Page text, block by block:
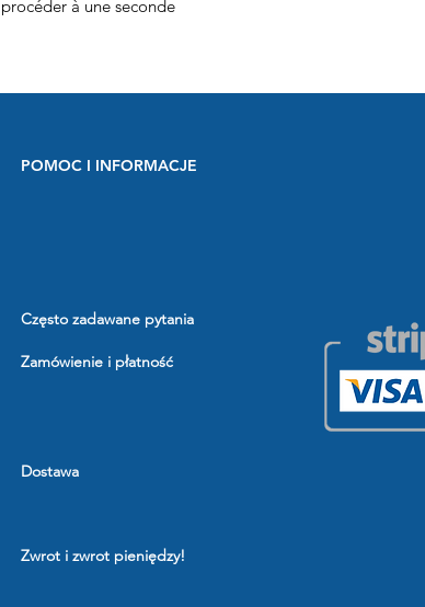
à une seconde
POMOC I INFORMACJE
Często zadawane pytania
Zamówienie i płatność
Dostawa
Zwrot i zwrot pieniędzy!